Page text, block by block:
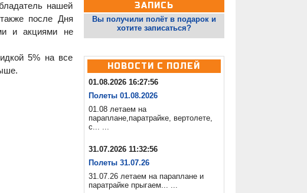
нашей
после Дня
и акциями не
5% на все
ЗАПИСЬ
Вы получили полёт в подарок и
хотите записаться?
НОВОСТИ С ПОЛЕЙ
01.08.2026 16:27:56
Полеты 01.08.2026
01.08 летаем на
параплане,паратрайке, вертолете,
с... ...
31.07.2026 11:32:56
Полеты 31.07.26
31.07.26 летаем на параплане и
паратрайке прыгаем... ...